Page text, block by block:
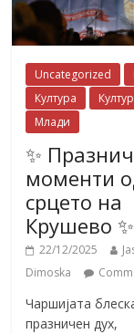
Uncategorized
Култура
Млади
✨
моменти
срцето на
Крушево ✨
22/12/2025
Dimoska
Чаршијата
празничен дух,